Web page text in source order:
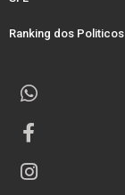
Ranking dos Politicos